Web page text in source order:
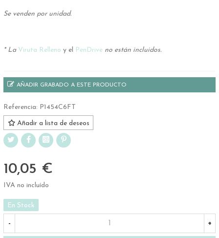
Se venden por unidad.
* La Viruta Relleno y el PenDrive no están incluidos.
AÑADIR GRABADO A ESTE PRODUCTO
Referencia: P1454C6FT
Añadir a lista de deseos
10,05 €
IVA no incluído
En Stock
- +